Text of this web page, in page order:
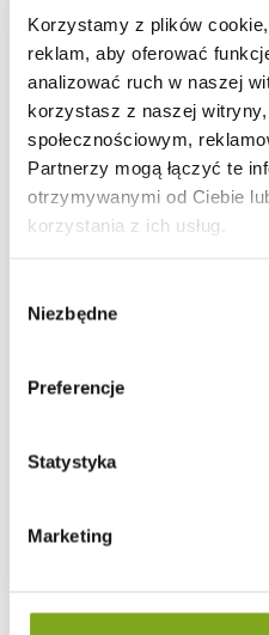
Korzystamy z plików
reklam, aby oferować
analizować ruch w naszej
korzystasz z naszej
społecznościowym,
Partnerzy mogą łączyć te
otrzymywanymi od Ciebie
korzystania z ich usług.
zgody
Niezbędne
Preferencje
Statystyka
Marketing
Naczynie przeponowe